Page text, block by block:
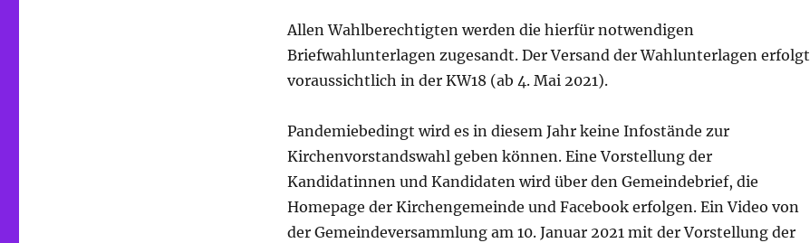
Allen Wahlberechtigten werden die hierfür notwendigen
Briefwahlunterlagen zugesandt. Der Versand der Wahlunterlagen erfolgt
voraussichtlich in der KW18 (ab 4. Mai 2021).
Pandemiebedingt wird es in diesem Jahr keine Infostände zur
Kirchenvorstandswahl geben können. Eine Vorstellung der
Kandidatinnen und Kandidaten wird über den Gemeindebrief, die
Homepage der Kirchengemeinde und Facebook erfolgen. Ein Video von
der Gemeindeversammlung am 10. Januar 2021 mit der Vorstellung der